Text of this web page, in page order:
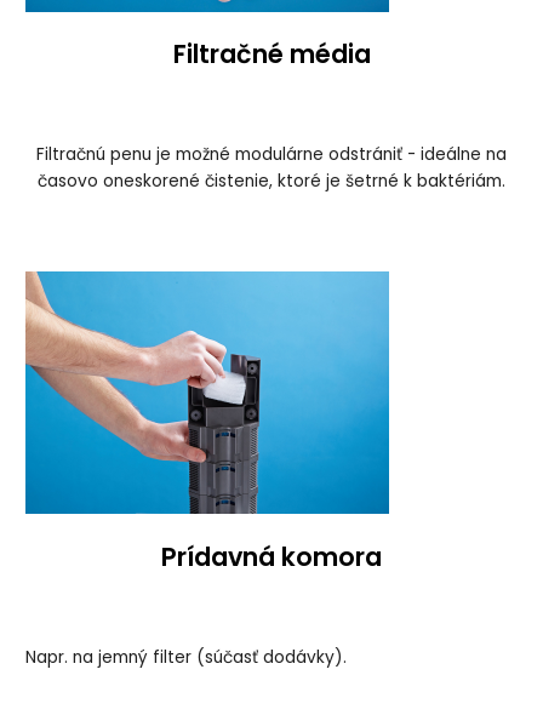
Filtračné média
Filtračnú penu je možné modulárne odstrániť - ideálne na
časovo oneskorené čistenie, ktoré je šetrné k baktériám.
Prídavná komora
Napr. na jemný filter (súčasť dodávky).